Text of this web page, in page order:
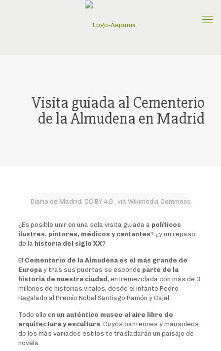
Visita guiada al Cementerio
de la Almudena en Madrid
Diario de Madrid, CC BY 4.0 , via Wikimedia Commons
¿Es posible unir en una sola visita guiada a políticos
ilustres, pintores, médicos y cantantes? ¿y un repaso
de la historia del siglo XX?
El Cementerio de la Almudena es el más grande de
Europay tras sus puertas se esconde parte de la
historia de nuestra ciudad, entremezclada con más de 3
millones de historias vitales, desde el infante Pedro
Regalado al Premio Nobel Santiago Ramón y Cajal.
Todo ello en un auténtico museo al aire libre de
arquitectura y escultura. Cuyos panteones y mausoleos
de los más variados estilos te trasladarán un paisaje de
novela.